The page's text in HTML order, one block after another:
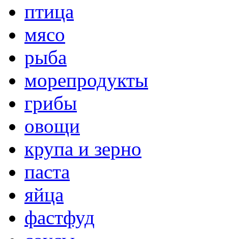
птица
мясо
рыба
морепродукты
грибы
овощи
крупа и зерно
паста
яйца
фастфуд